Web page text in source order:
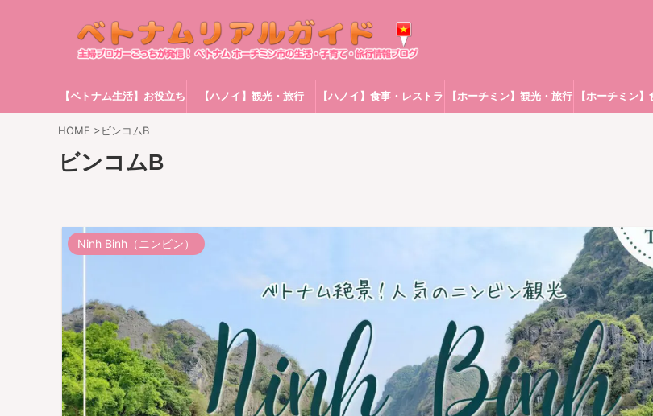
【ベトナム生活】お役立ち
情報
【ハノイ】観光・旅行 【ハノイ】食事・レストラ 【ホーチミン】観光・旅行 【ホーチミン
HOME >ビンコムB
ビンコムB
Ninh Binh（ニンビン）